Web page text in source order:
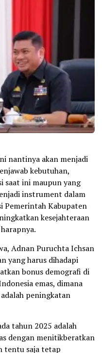
nantinya akan menjadi
kebutuhan,
saat ini maupun yang
instrument dalam
Pemerintah Kabupaten
kesejahteraan
Adnan Puruchta Ichsan
yang harus dihadapi
bonus demografi di
emas, dimana
peningkatan
tahun 2025 adalah
dengan menitikberatkan
tentu saja tetap